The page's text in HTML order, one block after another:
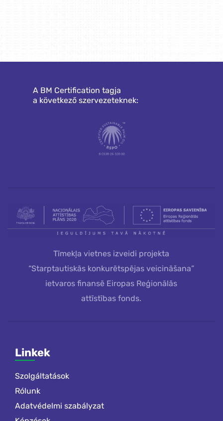
A BM Certification tagja
a következő szervezeteknek:
Tīmekļa vietnes izveidi projekta
“Starptautiskās konkurētspējas veicināšana”
ietvaros finansē Eiropas Reģionālās
attīstības fonds.
Linkek
Szolgáltatások
Rólunk
Adatvédelmi szabályzat